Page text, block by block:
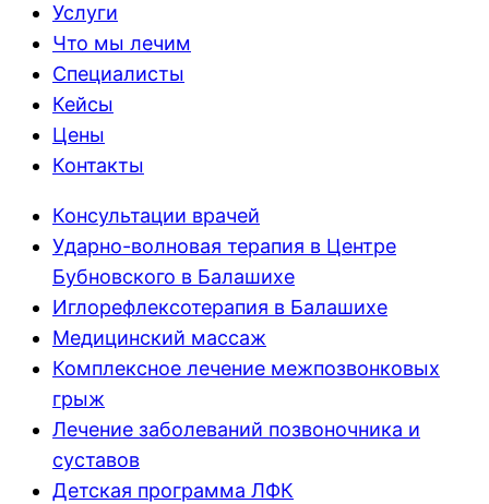
Услуги
Что мы лечим
Специалисты
Кейсы
Цены
Контакты
Консультации врачей
Ударно-волновая терапия в Центре
Бубновского в Балашихе
Иглорефлексотерапия в Балашихе
Медицинский массаж
Комплексное лечение межпозвонковых
грыж
Лечение заболеваний позвоночника и
суставов
Детская программа ЛФК